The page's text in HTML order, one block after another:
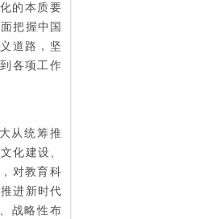
的本质要
把握中国
道路，坚
各项工作
从统筹推
化建设、
对教育科
进新时代
战略性布